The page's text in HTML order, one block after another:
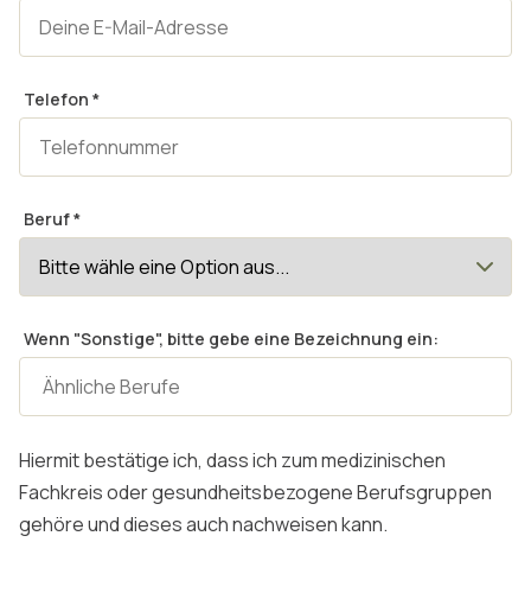
Telefon *
Beruf*
Wenn "Sonstige", bitte gebe eine Bezeichnung ein:
Hiermit bestätige ich, dass ich zum medizinischen
Fachkreis oder gesundheitsbezogene Berufsgruppen
gehöre und dieses auch nachweisen kann.